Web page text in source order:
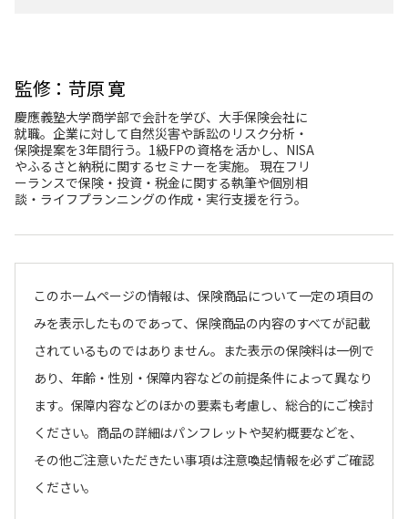
監修：苛原 寛
慶應義塾大学商学部で会計を学び、大手保険会社に
就職。企業に対して自然災害や訴訟のリスク分析・
保険提案を3年間行う。1級FPの資格を活かし、NISA
やふるさと納税に関するセミナーを実施。 現在フリ
ーランスで保険・投資・税金に関する執筆や個別相
談・ライフプランニングの作成・実行支援を行う。
このホームページの情報は、保険商品について一定の項目の
みを表示したものであって、保険商品の内容のすべてが記載
されているものではありません。また表示の保険料は一例で
あり、年齢・性別・保障内容などの前提条件によって異なり
ます。保障内容などのほかの要素も考慮し、総合的にご検討
ください。商品の詳細はパンフレットや契約概要などを、
その他ご注意いただきたい事項は注意喚起情報を必ずご確認
ください。